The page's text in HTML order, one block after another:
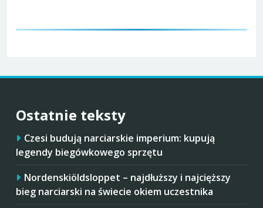
Ostatnie teksty
Czesi budują narciarskie imperium: kupują
legendy biegówkowego sprzętu
Nordenskiöldsloppet – najdłuższy i najcięższy
bieg narciarski na świecie okiem uczestnika